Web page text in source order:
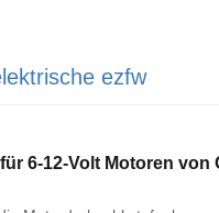
ezfw
6-12-Volt Motoren von